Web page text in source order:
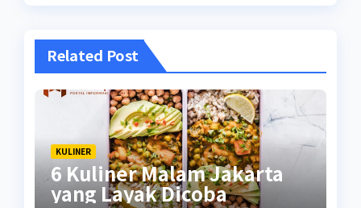
Related Post
KULINER
6 Kuliner Malam Jakarta
yang Layak Dicoba